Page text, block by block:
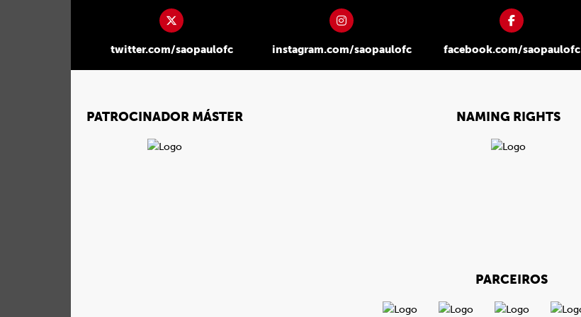
twitter.com/saopaulofc instagram.com/saopaulofc facebook.com/saopaulofc
PATROCINADOR MÁSTER NAMING RIGHTS
PARCEIROS